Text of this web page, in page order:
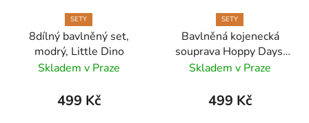
SETY
8dílný bavlněný set,
modrý, Little Dino
Skladem v Praze
499 Kč
SETY
Bavlněná kojenecká
souprava Hoppy Days,
růžová, 8dílná se zajíčky,
Skladem v Praze
499 Kč